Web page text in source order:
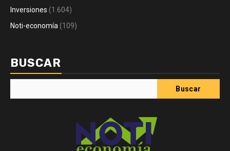
Inversiones (1.604)
Noti-economía (109)
BUSCAR
Buscar